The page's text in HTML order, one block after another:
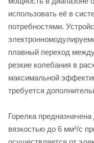
использовать её в
потребностями.
плавный переход
резкие колебания в
максимальной
требуется
Горелка
вязкостью до 6 мм²/с